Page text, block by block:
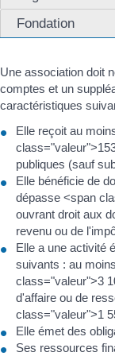
Fondation
Une association doit
comptes et un
caractéristiques
Elle reçoit au
publiques (sauf
Elle bénéficie de
dépasse <span
ouvrant droit aux
revenu ou de
Elle a une activité
suivants : au
class="valeur">3
d'affaire ou de
class="valeur">1
Elle émet des
Ses ressources